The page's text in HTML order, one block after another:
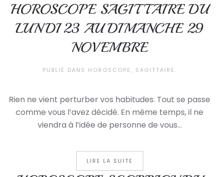
HOROSCOPE SAGITTAIRE DU
LUNDI 23 AU DIMANCHE 29
NOVEMBRE
PUBLIÉ DANS HOROSCOPE, SAGITTAIRE .
Rien ne vient perturber vos habitudes. Tout se passe
comme vous l’avez décidé. En même temps, il ne
viendra à l’idée de personne de vous...
LIRE LA SUITE